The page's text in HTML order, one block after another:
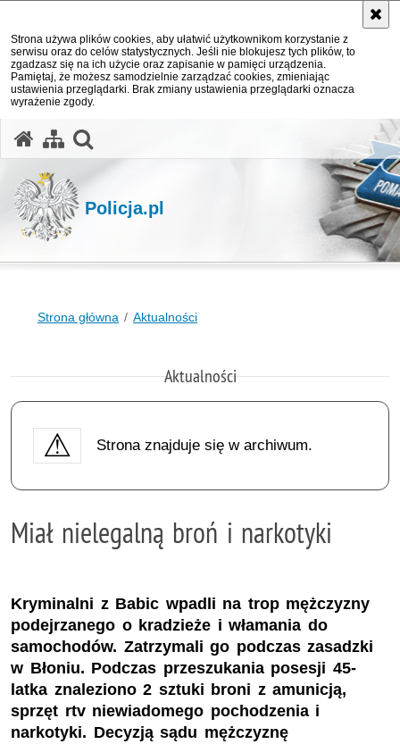
Strona używa plików cookies, aby ułatwić użytkownikom korzystanie z
serwisu oraz do celów statystycznych. Jeśli nie blokujesz tych plików, to
zgadzasz się na ich użycie oraz zapisanie w pamięci urządzenia.
Pamiętaj, że możesz samodzielnie zarządzać cookies, zmieniając
ustawienia przeglądarki. Brak zmiany ustawienia przeglądarki oznacza
wyrażenie zgody.
Policja.pl
Strona główna Aktualności
Aktualności
Strona znajduje się w archiwum.
Miał nielegalną broń i narkotyki
Kryminalni z Babic wpadli na trop mężczyzny
podejrzanego o kradzieże i włamania do
samochodów. Zatrzymali go podczas zasadzki
w Błoniu. Podczas przeszukania posesji 45-
latka znaleziono 2 sztuki broni z amunicją,
sprzęt rtv niewiadomego pochodzenia i
narkotyki. Decyzją sądu mężczyznę